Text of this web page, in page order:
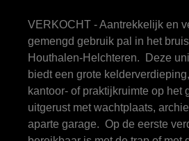
VERKOCHT - Aantrekkelijk en
gemengd gebruik pal in het
Houthalen-Helchteren. Deze
biedt een grote
kantoor- of praktijkruimte op het
uitgerust met wachtplaats,
aparte garage. Op de eerste